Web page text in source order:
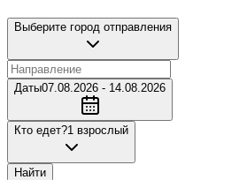
Выберите город отправления
Даты07.08.2026 - 14.08.2026
Кто едет?1 взрослый
Найти